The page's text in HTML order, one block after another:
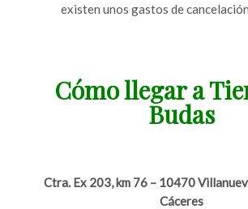
existen unos gastos de
Cómo llegar a
Budas
Ctra. Ex 203, km 76 – 10470
Cáceres